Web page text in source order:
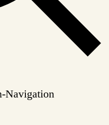
Navigation